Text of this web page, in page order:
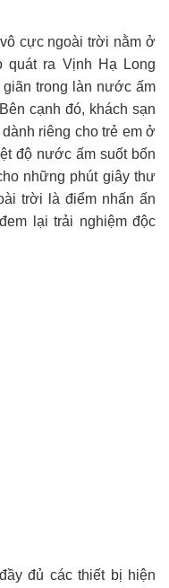
cực ngoài trời nằm ở
quát ra Vịnh Hạ Long
trong làn nước ấm
cạnh đó, khách sạn
riêng cho trẻ em ở
độ nước ấm suốt bốn
những phút giây thư
trời là điểm nhấn ấn
lại trải nghiệm độc
đủ các thiết bị hiện